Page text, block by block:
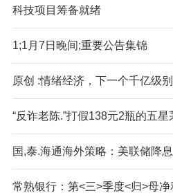
科技项目筹备就绪
1;1月7日晚间;重要公告集锦
原创 :情绪经济，下一个千亿级
“反诈老陈.”打假138元2瓶的五
国,泰.海通海外策略：美联储降
常熟银行：第<三>季度<归>母